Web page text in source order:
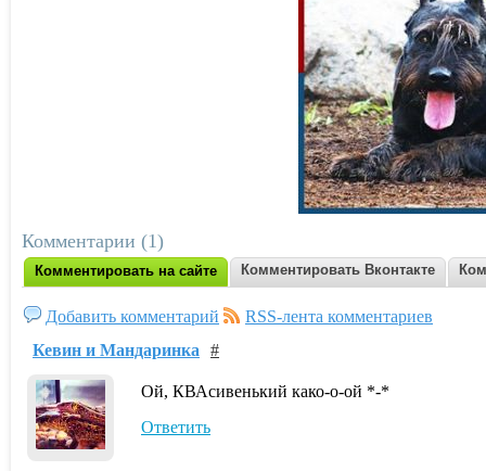
Комментарии (1)
Комментировать на сайте Комментировать Вконтакте
Добавить комментарий
RSS-лента комментариев
Кевин и Мандаринка
#
Ой, КВАсивенький како-о-ой *-*
Ответить